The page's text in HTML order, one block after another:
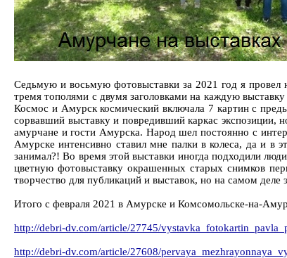
Седьмую и восьмую фотовыставки за 2021 год я
тремя тополями с двумя заголовками на каждую
Космос и Амурск космический включала 7 картин с
сорвавший выставку и повредивший каркас экспозиции,
амурчане и гости Амурска. Народ шел постоянно с
Амурске интенсивно ставил мне палки в колеса, да и в
занимал?! Во время этой выставки иногда подходили
цветную фотовыставку окрашенных старых снимков
творчество для публикаций и выставок, но на самом
Итого с февраля 2021 в Амурске и Комсомольске-на-
http://debri-dv.com/article/27745/
http://debri-dv.com/article/27608/